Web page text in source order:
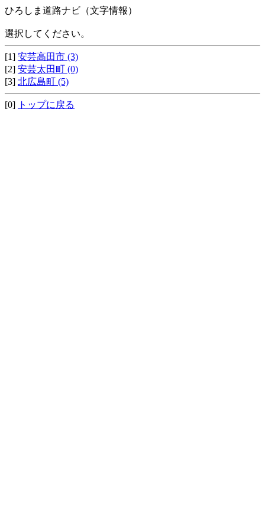
ひろしま道路ナビ（文字情報）
選択してください。
[1] 安芸高田市 (3)
[2] 安芸太田町 (0)
[3] 北広島町 (5)
[0] トップに戻る